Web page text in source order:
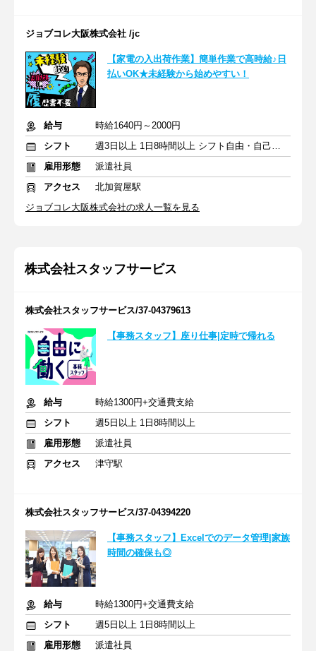
ジョブコレ大阪株式会社 /jc
【家電の入出荷作業】簡単作業で高時給♪日
払いOK★未経験から始めやすい！
給与
時給1640円～2000円
シフト
週3日以上 1日8時間以上 シフト自由・自己申告
雇用形態
派遣社員
アクセス
北加賀屋駅
ジョブコレ大阪株式会社の求人一覧を見る
株式会社スタッフサービス
株式会社スタッフサービス/37-04379613
【事務スタッフ】座り仕事|定時で帰れる
給与
時給1300円+交通費支給
シフト
週5日以上 1日8時間以上
雇用形態
派遣社員
アクセス
津守駅
株式会社スタッフサービス/37-04394220
【事務スタッフ】Excelでのデータ管理|家族
時間の確保も◎
給与
時給1300円+交通費支給
シフト
週5日以上 1日8時間以上
雇用形態
派遣社員